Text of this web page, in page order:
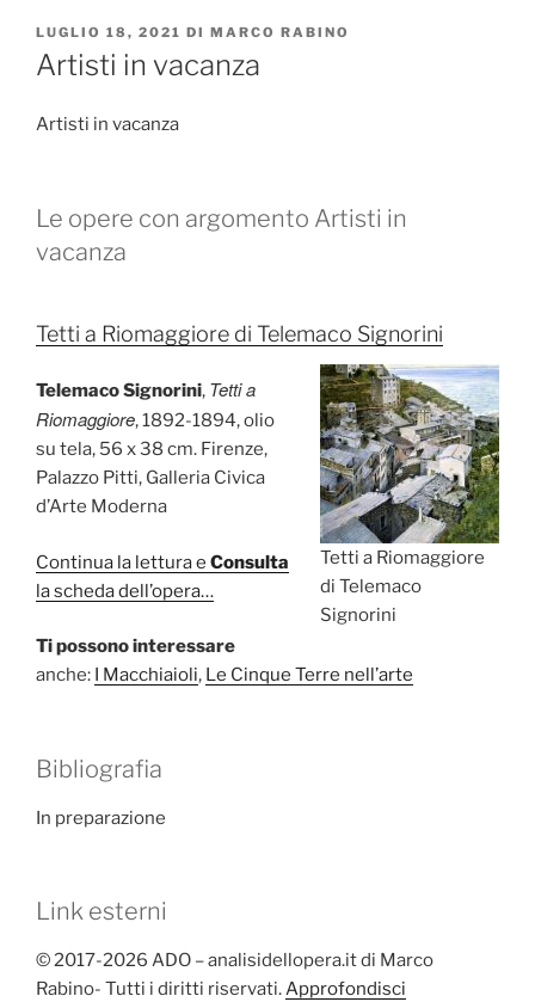
PUBBLICATO
IL
LUGLIO 18, 2021 DI MARCO RABINO
Artisti in vacanza
Artisti in vacanza
Le opere con argomento Artisti in
vacanza
Tetti a Riomaggiore di Telemaco Signorini
Tetti a Riomaggiore
di Telemaco
Signorini
Telemaco Signorini, Tetti a
Riomaggiore, 1892-1894, olio
su tela, 56 x 38 cm. Firenze,
Palazzo Pitti, Galleria Civica
d’Arte Moderna
Continua la lettura e Consulta
la scheda dell’opera…
Ti possono interessare
anche:
I Macchiaioli, Le Cinque Terre nell’arte
Bibliografia
In preparazione
Link esterni
© 2017-2026 ADO – analisidellopera.it di Marco
Rabino- Tutti i diritti riservati.Approfondisci